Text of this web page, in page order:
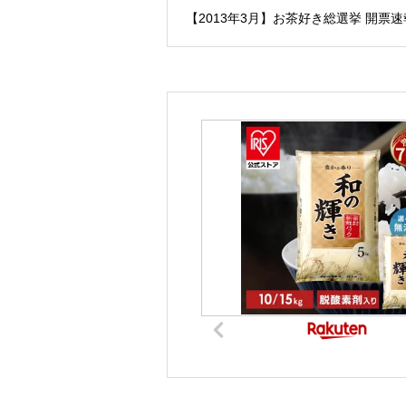
【2013年3月】お茶好き総選挙 開票速